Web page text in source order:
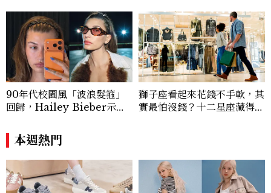
90年代校園風「波浪髮箍」
回歸，Hailey Bieber示範
u髮箍未開賣先爆紅！
獅子座看起來花錢不手軟，其
實最怕沒錢？十二星座藏得最
本週熱門